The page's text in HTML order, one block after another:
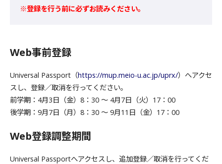
※登録を行う前に必ずお読みください。
Web事前登録
Universal Passport（https://mup.meio-u.ac.jp/uprx/）へアクセ
スし、登録／取消を行ってください。
前学期：4月3日（金）8：30 ～ 4月7日（火）17：00
後学期：9月7日（月）8：30 ～ 9月11日（金）17：00
Web登録調整期間
Universal Passportへアクセスし、追加登録／取消を行ってくだ